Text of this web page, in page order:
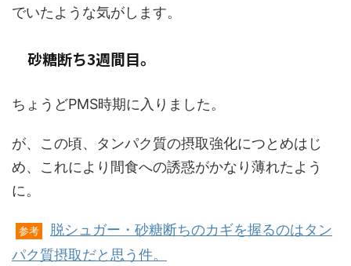
でいたような気がします。
砂糖断ち3週間目。
ちょうどPMS時期に入りました。
が、この頃、タンパク質の摂取強化につとめはじ
め、これにより間食への誘惑がかなり薄れたよう
に。
参考
脱シュガー・砂糖断ちのカギを握るのはタン
パク質摂取だと思う件。